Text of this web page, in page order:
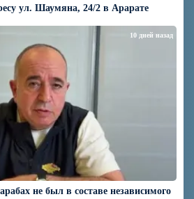
ул. Шаумяна, 24/2 в Арарате
не был в составе независимого
10 дней назад